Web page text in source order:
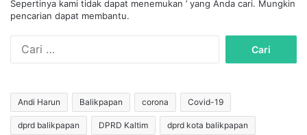
Sepertinya kami tidak dapat menemukan ’ yang Anda cari. Mungkin
pencarian dapat membantu.
u
n
t
Andi Harun Balikpapan corona Covid-19
dprd balikpapan DPRD Kaltim dprd kota balikpapan